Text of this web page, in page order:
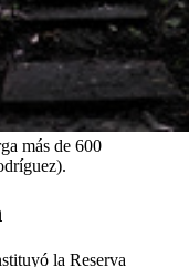
más de 600
la Reserva